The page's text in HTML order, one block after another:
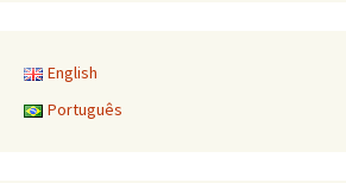
English
Português